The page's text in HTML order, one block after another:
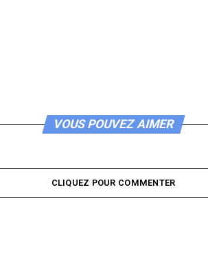
VOUS POUVEZ AIMER
CLIQUEZ POUR COMMENTER